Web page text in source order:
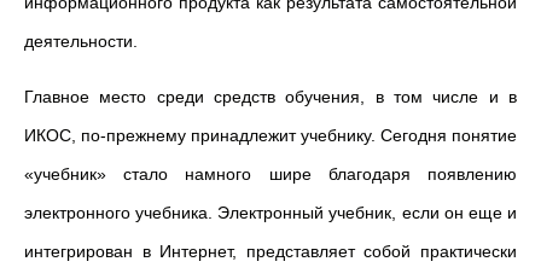
деятельности.
Главное место среди средств обучения, в том числе и в
ИКОС, по-прежнему принадлежит учебнику. Сегодня понятие
«учебник» стало намного шире благодаря появлению
электронного учебника. Электронный учебник, если он еще и
интегрирован в Интернет, представляет собой практически